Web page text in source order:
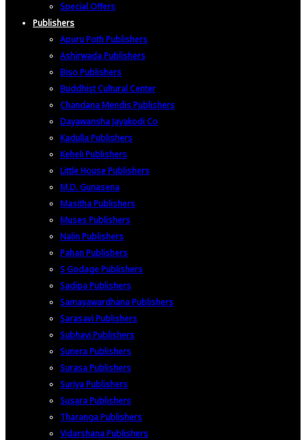
Special Offers
Publishers
Apuru Poth Publishers
Ashirwada Publishers
Biso Publishers
Buddhist Cultural Center
Chandana Mendis Publishers
Dayawansha Jayakodi Co
Kadulla Publishers
Keheli Publishers
Little House Publishers
M.D. Gunasena
Masitha Publishers
Muses Publishers
Nalin Publishers
Pahan Publishers
S Godage Publishers
Sadipa Publishers
Samayawardhana Publishers
Sarasavi Publishers
Subhavi Publishers
Sunera Publishers
Surasa Publishers
Suriya Publishers
Susara Publishers
Tharanga Publishers
Vidarshana Publishers